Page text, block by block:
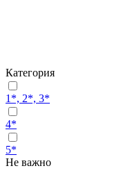
Категория
1*, 2*, 3*
4*
5*
Не важно